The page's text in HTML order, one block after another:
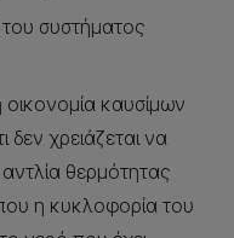
του συστήματος
καυσίμων
δεν χρειάζεται να
αντλία θερμότητας
η κυκλοφορία του